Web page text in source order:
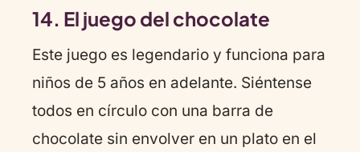
14. El juego del chocolate
Este juego es legendario y funciona para
niños de 5 años en adelante. Siéntense
todos en círculo con una barra de
chocolate sin envolver en un plato en el